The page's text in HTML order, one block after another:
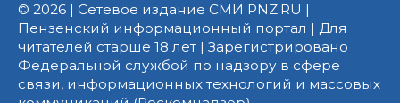
© 2026 | Сетевое издание СМИ PNZ.RU |
Пензенский информационный портал | Для
читателей старше 18 лет | Зарегистрировано
Федеральной службой по надзору в сфере
связи, информационных технологий и массовых